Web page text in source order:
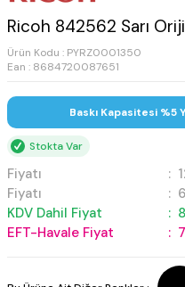
Ricoh 842562 Sarı
Ürün Kodu : PYRZ0001350
Ean : 8684720087651
Baskı Kapasitesi %5
Stokta Var
Fiyatı :
Fiyatı
:
KDV Dahil Fiyat
:
EFT-Havale Fiyat
: